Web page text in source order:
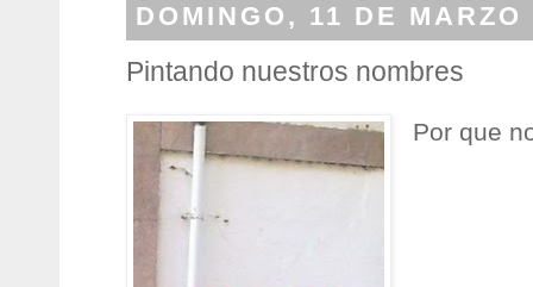
DOMINGO, 11 DE
Pintando nuestros nombres
Por que